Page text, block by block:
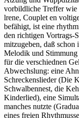
vorbildliche Treffer wie
lrene, Couplet en
befähigt, ist eine
den richtigen Vortrags-
mitzugeben, daß schon
Melodik und
für die verschiednen
Abwechslung: eine
Schreckenslieder (Die
Schwalbennest, die
Kinderlied), eine
manches nutzte
eines freien